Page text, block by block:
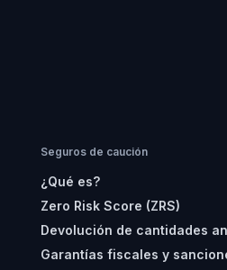
Seguros de caución
¿Qué es?
Zero Risk Score (ZRS)
Devolución de cantidades
Garantías fiscales y